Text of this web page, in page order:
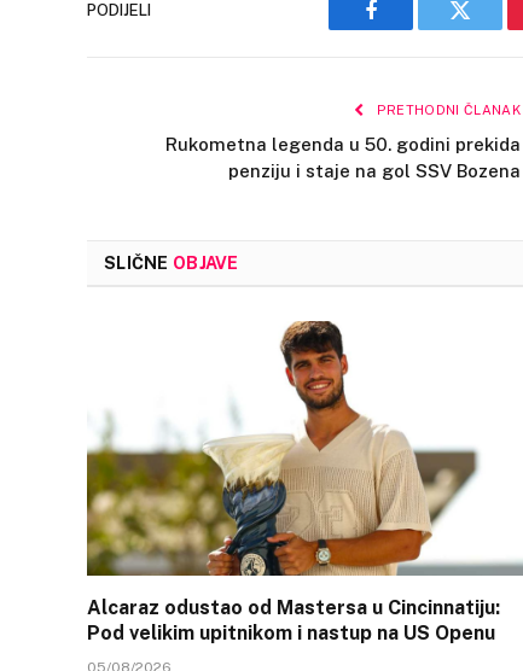
PODIJELI
Facebook Twitter
PRETHODNI ČLANAK
Rukometna legenda u 50. godini prekida
penziju i staje na gol SSV Bozena
SLIČNE OBJAVE
Alcaraz odustao od Mastersa u Cincinnatiju:
Pod velikim upitnikom i nastup na US Openu